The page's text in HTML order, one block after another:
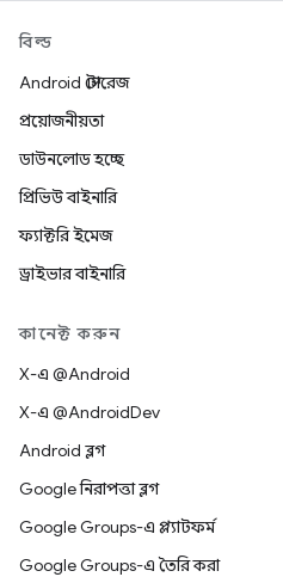
বিল্ড
Android স্টোরেজ
প্রয়োজনীয়তা
ডাউনলোড হচ্ছে
প্রিভিউ বাইনারি
ফ্যাক্টরি ইমেজ
ড্রাইভার বাইনারি
কানেক্ট করুন
X-এ @Android
X-এ @AndroidDev
Android ব্লগ
Google নিরাপত্তা ব্লগ
Google Groups-এ প্ল্যাটফর্ম
Google Groups-এ তৈরি করা